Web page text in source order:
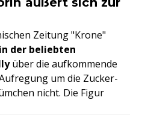
Zeitung "Krone"
der beliebten
über die aufkommende
um die Zucker-
nicht. Die Figur